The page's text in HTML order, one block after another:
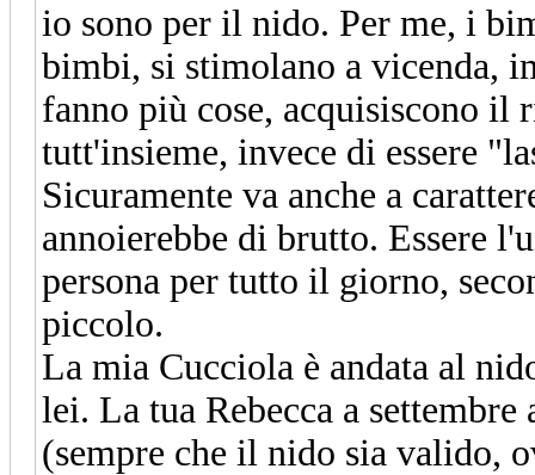
io sono per il nido. Per me, i
bimbi, si stimolano a vicenda,
fanno più cose, acquisiscono il
tutt'insieme, invece di essere
Sicuramente va anche a
annoierebbe di brutto. Essere
persona per tutto il giorno,
piccolo.
La mia Cucciola è andata al
lei. La tua Rebecca a
(sempre che il nido sia valido,